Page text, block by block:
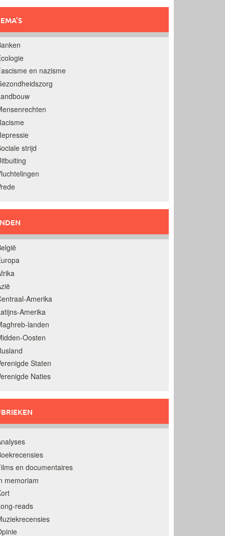
en nazisme
strijd
Amerika
Amerika
landen
Oosten
Staten
Naties
en documentaires
memoriam
reads